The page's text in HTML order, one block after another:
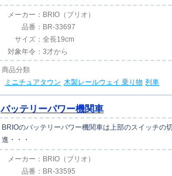
メーカー： BRIO（ブリオ）
品番： BR-33697
サイズ：全長19cm
対象年令：3才から
商品分類
ミニチュアタウン 木製レールウェイ 乗り物 列車
バッテリーパワー機関車
BRIOのバッテリーパワー機関車は上部のスイッチの
進・・・
メーカー： BRIO（ブリオ）
品番： BR-33595